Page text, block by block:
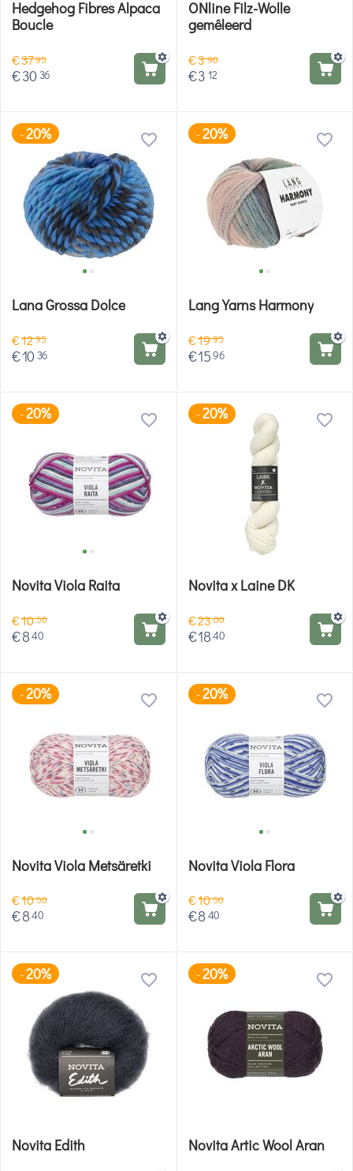
Hedgehog Fibres Alpaca
Boucle
€3795
€30 36
ONline Filz-Wolle
gemêleerd
€390
€3 12
-20%
Lana Grossa Dolce
€1295
€10 36
-20%
Lang Yarns Harmony
€1995
€1596
-20%
Novita Viola Raita
€1050
€840
-20%
Novita x Laine DK
€2300
€1840
-20%
Novita Viola Metsäretki
€1050
€840
-20%
Novita Viola Flora
€1050
€8 40
-20%
Novita Edith
-20%
Novita Artic Wool Aran